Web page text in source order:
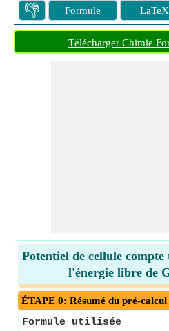
👎 Formule LaTeX
Télécharger Chimie
Potentiel de cellule
l'énergie libre de
ÉTAPE 0: Résumé du pré-calcul
Formule utilisée